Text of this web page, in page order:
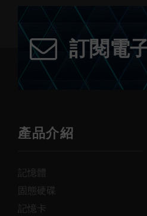
訂閱電
產品介紹
記憶體
固態硬碟
記憶卡